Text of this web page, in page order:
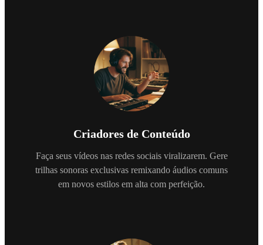
Criadores de Conteúdo
Faça seus vídeos nas redes sociais viralizarem. Gere
trilhas sonoras exclusivas remixando áudios comuns
em novos estilos em alta com perfeição.